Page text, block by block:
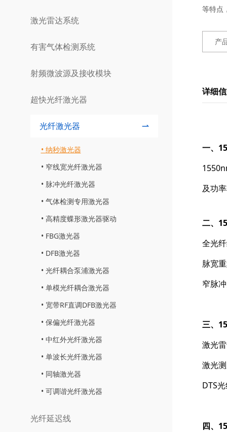
激光雷达系统
有害气体检测系统
射频微波源及接收模块
超快光纤激光器
光纤激光器
纳秒激光器
窄线宽光纤激光器
脉冲光纤激光器
气体检测专用激光器
高精度蝶形激光器驱动
FBG激光器
DFB激光器
光纤耦合泵浦激光器
单模光纤耦合激光器
宽带RF直调DFB激光器
保偏光纤激光器
中红外光纤激光器
单波长光纤激光器
同轴激光器
可调谐光纤激光器
光纤延迟线
等特点
产
详细
一、
及功
二、
全光
脉宽
窄脉
三、
激光
激光
DTS
四、